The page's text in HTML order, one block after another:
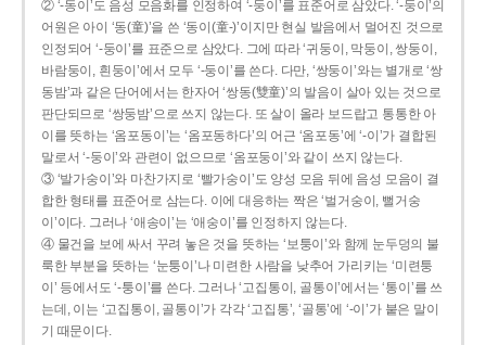
② ‘-동이’도 음성 모음화를 인정하여 ‘-둥이’를 표준어로 삼았다. ‘-둥이’의
어원은 아이 ‘동(童)’을 쓴 ‘동이(童-)’이지만 현실 발음에서 멀어진 것으로
인정되어 ‘-둥이’를 표준으로 삼았다. 그에 따라 ‘귀둥이, 막둥이, 쌍둥이,
바람둥이, 흰둥이’에서 모두 ‘-둥이’를 쓴다. 다만, ‘쌍둥이’와는 별개로 ‘쌍
동밤’과 같은 단어에서는 한자어 ‘쌍동(雙童)’의 발음이 살아 있는 것으로
판단되므로 ‘쌍둥밤’으로 쓰지 않는다. 또 살이 올라 보드랍고 통통한 아
이를 뜻하는 ‘옴포동이’는 ‘옴포동하다’의 어근 ‘옴포동’에 ‘-이’가 결합된
말로서 ‘-둥이’와 관련이 없으므로 ‘옴포둥이’와 같이 쓰지 않는다.
③ ‘발가숭이’와 마찬가지로 ‘빨가숭이’도 양성 모음 뒤에 음성 모음이 결
합한 형태를 표준어로 삼는다. 이에 대응하는 짝은 ‘벌거숭이, 뻘거숭
이’이다. 그러나 ‘애송이’는 ‘애숭이’를 인정하지 않는다.
④ 물건을 보에 싸서 꾸려 놓은 것을 뜻하는 ‘보퉁이’와 함께 눈두덩의 불
룩한 부분을 뜻하는 ‘눈퉁이’나 미련한 사람을 낮추어 가리키는 ‘미련퉁
이’ 등에서도 ‘-퉁이’를 쓴다. 그러나 ‘고집통이, 골통이’에서는 ‘통이’를 쓰
는데, 이는 ‘고집통이, 골통이’가 각각 ‘고집통’, ‘골통’에 ‘-이’가 붙은 말이
기 때문이다.